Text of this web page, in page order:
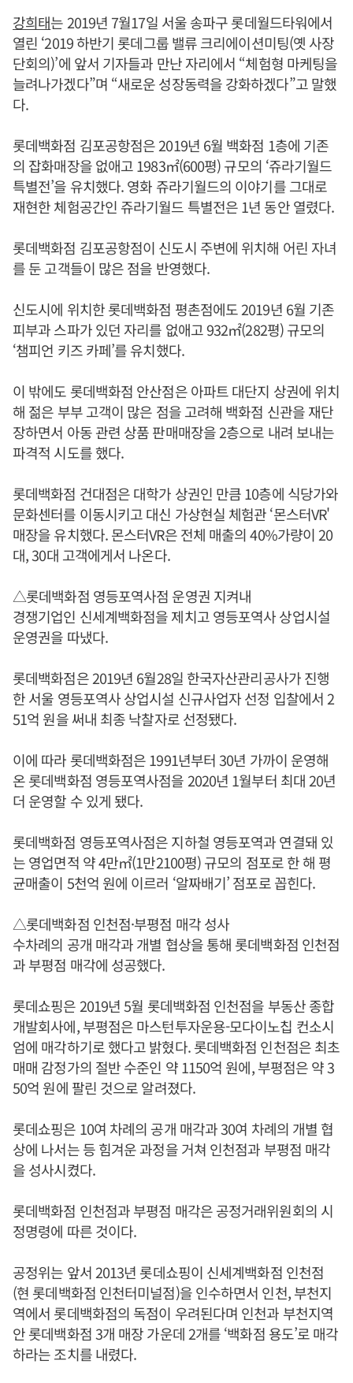
강희태는 2019년 7월17일 서울 송파구 롯데월드타워에서
열린 ‘2019 하반기 롯데그룹 밸류 크리에이션미팅(옛 사장
단회의)’에 앞서 기자들과 만난 자리에서 “체험형 마케팅을
늘려나가겠다”며 “새로운 성장동력을 강화하겠다”고 말했
다.
롯데백화점 김포공항점은 2019년 6월 백화점 1층에 기존
의 잡화매장을 없애고 1983㎡(600평) 규모의 ‘쥬라기월드
특별전’을 유치했다. 영화 쥬라기월드의 이야기를 그대로
재현한 체험공간인 쥬라기월드 특별전은 1년 동안 열렸다.
롯데백화점 김포공항점이 신도시 주변에 위치해 어린 자녀
를 둔 고객들이 많은 점을 반영했다.
신도시에 위치한 롯데백화점 평촌점에도 2019년 6월 기존
피부과 스파가 있던 자리를 없애고 932㎡(282평) 규모의
‘챔피언 키즈 카페’를 유치했다.
이 밖에도 롯데백화점 안산점은 아파트 대단지 상권에 위치
해 젊은 부부 고객이 많은 점을 고려해 백화점 신관을 재단
장하면서 아동 관련 상품 판매매장을 2층으로 내려 보내는
파격적 시도를 했다.
롯데백화점 건대점은 대학가 상권인 만큼 10층에 식당가와
문화센터를 이동시키고 대신 가상현실 체험관 ‘몬스터VR'
매장을 유치했다. 몬스터VR은 전체 매출의 40%가량이 20
대, 30대 고객에게서 나온다.
△롯데백화점 영등포역사점 운영권 지켜내
경쟁기업인 신세계백화점을 제치고 영등포역사 상업시설
운영권을 따냈다.
롯데백화점은 2019년 6월28일 한국자산관리공사가 진행
한 서울 영등포역사 상업시설 신규사업자 선정 입찰에서 2
51억 원을 써내 최종 낙찰자로 선정됐다.
이에 따라 롯데백화점은 1991년부터 30년 가까이 운영해
온 롯데백화점 영등포역사점을 2020년 1월부터 최대 20년
더 운영할 수 있게 됐다.
롯데백화점 영등포역사점은 지하철 영등포역과 연결돼 있
는 영업면적 약 4만㎡(1만2100평) 규모의 점포로 한 해 평
균매출이 5천억 원에 이르러 ‘알짜배기’ 점포로 꼽힌다.
△롯데백화점 인천점·부평점 매각 성사
수차례의 공개 매각과 개별 협상을 통해 롯데백화점 인천점
과 부평점 매각에 성공했다.
롯데쇼핑은 2019년 5월 롯데백화점 인천점을 부동산 종합
개발회사에, 부평점은 마스턴투자운용-모다이노칩 컨소시
엄에 매각하기로 했다고 밝혔다. 롯데백화점 인천점은 최초
매매 감정가의 절반 수준인 약 1150억 원에, 부평점은 약 3
50억 원에 팔린 것으로 알려졌다.
롯데쇼핑은 10여 차례의 공개 매각과 30여 차례의 개별 협
상에 나서는 등 힘겨운 과정을 거쳐 인천점과 부평점 매각
을 성사시켰다.
롯데백화점 인천점과 부평점 매각은 공정거래위원회의 시
정명령에 따른 것이다.
공정위는 앞서 2013년 롯데쇼핑이 신세계백화점 인천점
(현 롯데백화점 인천터미널점)을 인수하면서 인천, 부천지
역에서 롯데백화점의 독점이 우려된다며 인천과 부천지역
안 롯데백화점 3개 매장 가운데 2개를 ‘백화점 용도’로 매각
하라는 조치를 내렸다.